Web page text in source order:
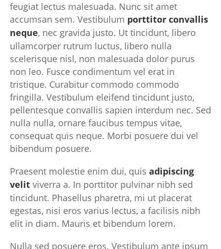
feugiat lectus malesuada. Nunc sit amet
accumsan sem. Vestibulum porttitor convallis
neque, nec gravida justo. Ut tincidunt, libero
ullamcorper rutrum luctus, libero nulla
scelerisque nisl, non malesuada dolor purus
non leo. Fusce condimentum vel erat in
tristique. Curabitur commodo commodo
fringilla. Vestibulum eleifend tincidunt justo,
pellentesque convallis sapien interdum nec. Sed
nulla nulla, ornare faucibus tempus vitae,
consequat quis neque. Morbi posuere dui vel
bibendum posuere.
Praesent molestie enim dui, quis adipiscing
velit viverra a. In porttitor pulvinar nibh sed
tincidunt. Phasellus pharetra, mi ut placerat
egestas, nisi eros varius lectus, a facilisis nibh
elit in diam. Mauris et bibendum lorem.
Nulla sed posuere eros. Vestibulum ante ipsum